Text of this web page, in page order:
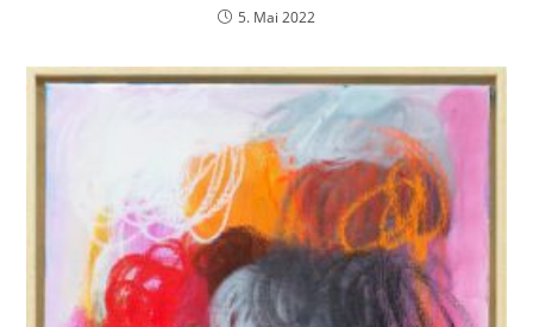
5. Mai 2022